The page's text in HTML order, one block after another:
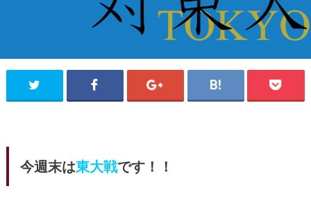
今週末は東大戦です！！